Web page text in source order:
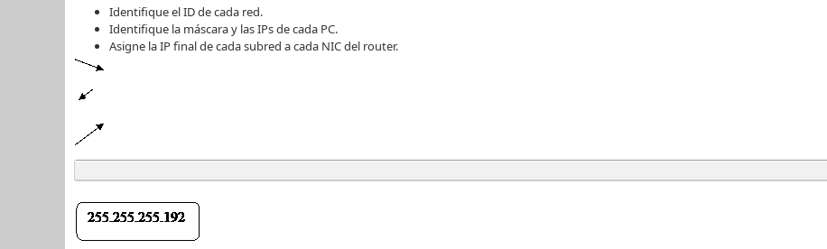
Identifique el ID de cada red.
Identifique la máscara y las IPs de cada PC.
Asigne la IP final de cada subred a cada NIC del router.